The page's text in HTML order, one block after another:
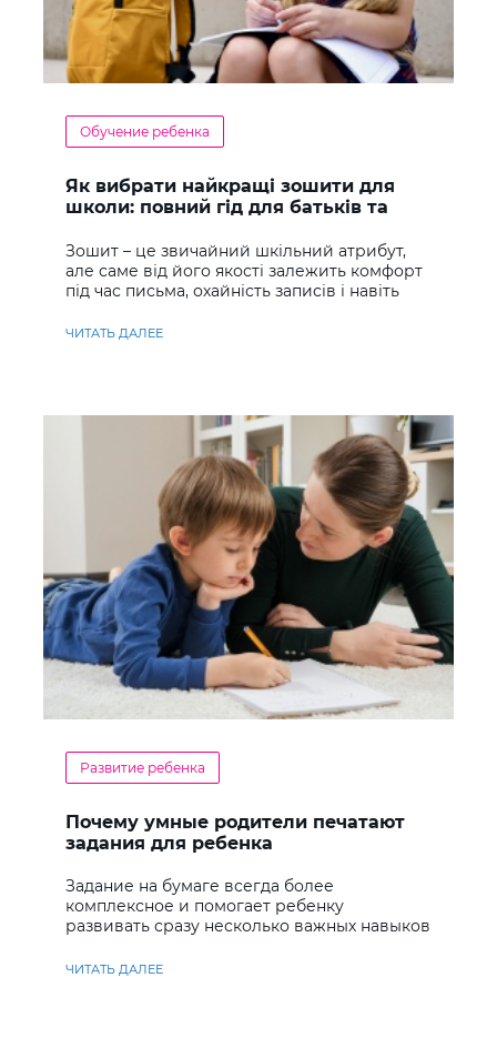
Обучение ребенка
Як вибрати найкращі зошити для
школи: повний гід для батьків та
Зошит – це звичайний шкільний атрибут,
але саме від його якості залежить комфорт
під час письма, охайність записів і навіть
ЧИТАТЬ ДАЛЕЕ
Развитие ребенка
Почему умные родители печатают
задания для ребенка
Задание на бумаге всегда более
комплексное и помогает ребенку
развивать сразу несколько важных навыков
ЧИТАТЬ ДАЛЕЕ